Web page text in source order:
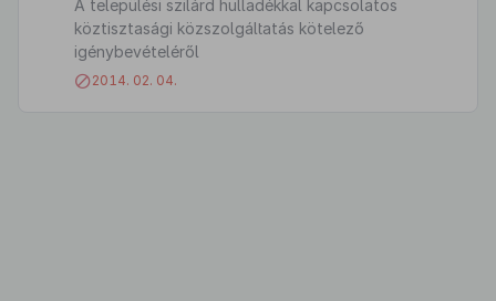
A települési szilárd hulladékkal kapcsolatos
köztisztasági közszolgáltatás kötelező
igénybevételéről
2014. 02. 04.